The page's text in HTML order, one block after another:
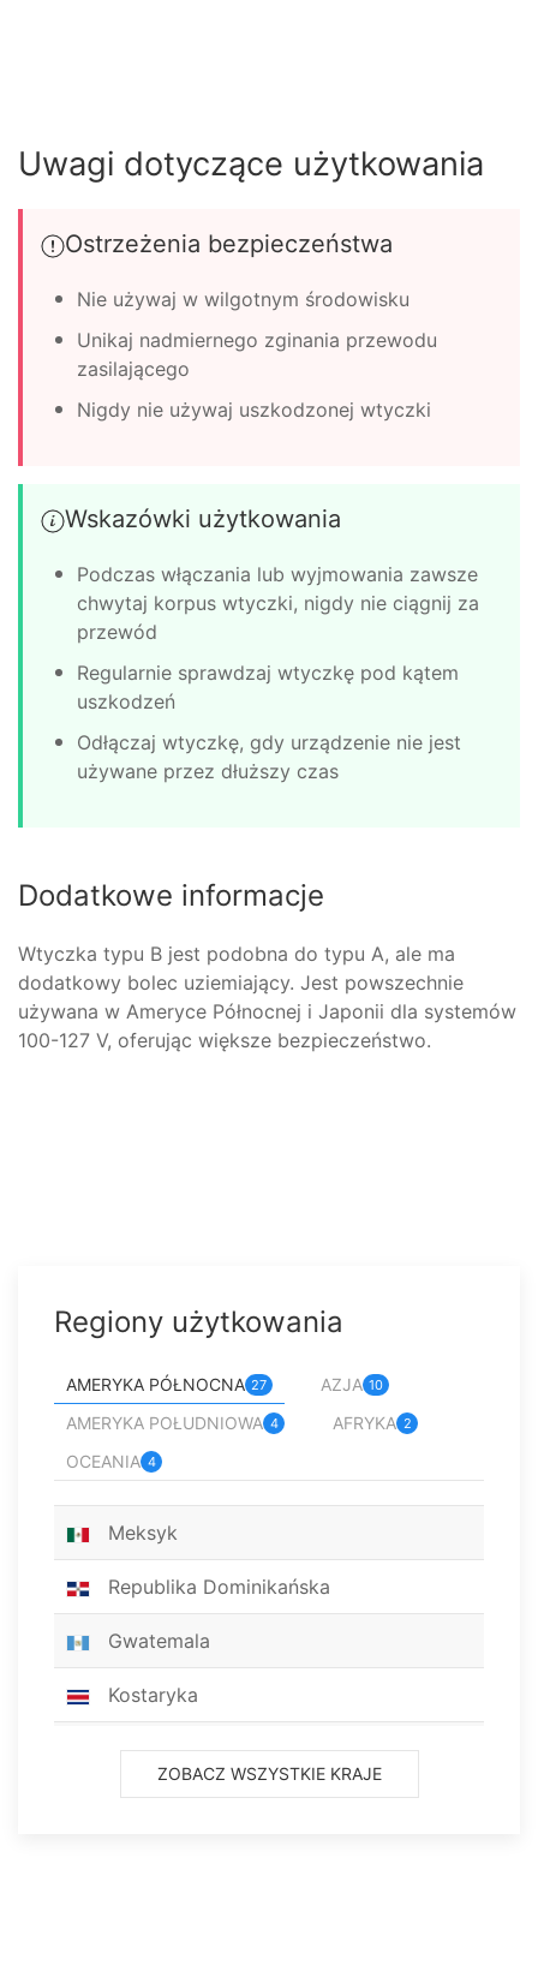
Uwagi dotyczące użytkowania
Ostrzeżenia bezpieczeństwa
Nie używaj w wilgotnym środowisku
Unikaj nadmiernego zginania przewodu
zasilającego
Nigdy nie używaj uszkodzonej wtyczki
Wskazówki użytkowania
Podczas włączania lub wyjmowania zawsze
chwytaj korpus wtyczki, nigdy nie ciągnij za
przewód
Regularnie sprawdzaj wtyczkę pod kątem
uszkodzeń
Odłączaj wtyczkę, gdy urządzenie nie jest
używane przez dłuższy czas
Dodatkowe informacje
Wtyczka typu B jest podobna do typu A, ale ma
dodatkowy bolec uziemiający. Jest powszechnie
używana w Ameryce Północnej i Japonii dla systemów
100-127 V, oferując większe bezpieczeństwo.
Regiony użytkowania
AMERYKA PÓŁNOCNA 27 AZJA 10
AMERYKA POŁUDNIOWA 4 AFRYKA 2
OCEANIA 4
Meksyk
Republika Dominikańska
Gwatemala
Kostaryka
Panama
Honduras
ZOBACZ WSZYSTKIE KRAJE